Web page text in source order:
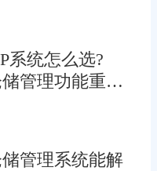
系统怎么选?
管理功能重要
管理系统能解